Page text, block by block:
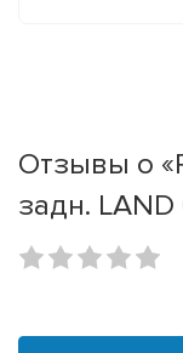
Отзывы о
задн. LAND